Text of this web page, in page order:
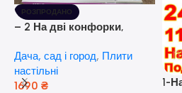
РОЗПРОДАНО
– 2 На дві конфорки,
розпалюванням.
Дача, сад і город, Плити
настільні
1690 ₴
1-